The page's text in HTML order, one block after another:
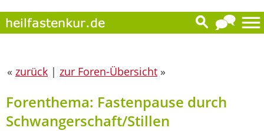
« zurück | zur Foren-Übersicht »
Forenthema: Fastenpause durch
Schwangerschaft/Stillen